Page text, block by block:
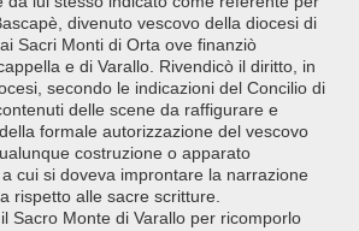
divenuto vescovo della diocesi di
Sacri Monti di Orta ove finanziò
e di Varallo. Rivendicò il diritto, in
secondo le indicazioni del Concilio di
delle scene da raffigurare e
formale autorizzazione del vescovo
costruzione o apparato
cui si doveva improntare la narrazione
rispetto alle sacre scritture.
Sacro Monte di Varallo per ricomporlo